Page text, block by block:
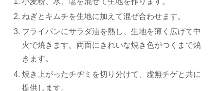
ねぎとキムチを生地に加えて混ぜ合わせます。
フライパンにサラダ油を熱し、生地を薄く広げて中
火で焼きます。両面にきれいな焼き色がつくまで焼
きます。
焼き上がったチヂミを切り分けて、虚無チゲと共に
提供します。